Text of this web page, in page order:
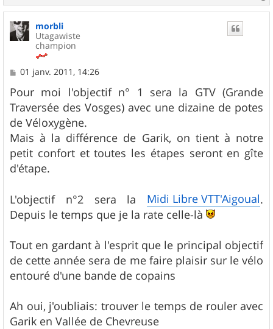
a
u
morbli
Utagawiste
champion
M
s
s
a
g
e
01 janv. 2011, 14:26
Pour moi l'objectif n° 1 sera la GTV (Grande
Traversée des Vosges) avec une dizaine de potes
de Véloxygène.
Mais à la différence de Garik, on tient à notre
petit confort et toutes les étapes seront en gîte
d'étape.
L'objectif n°2 sera la Midi Libre VTT'Aigoual.
Depuis le temps que je la rate celle-là
Tout en gardant à l'esprit que le principal objectif
de cette année sera de me faire plaisir sur le vélo
entouré d'une bande de copains
Ah oui, j'oubliais: trouver le temps de rouler avec
Garik en Vallée de Chevreuse